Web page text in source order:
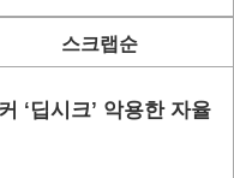
스크랩순
‘딥시크’ 악용한 자율